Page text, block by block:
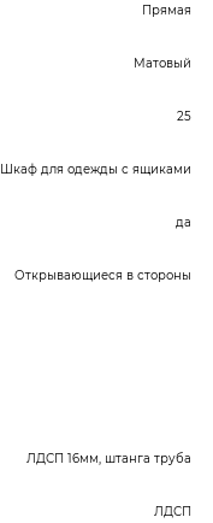
Прямая
Матовый
25
Шкаф для одежды с ящиками
да
Открывающиеся в стороны
ЛДСП 16мм, штанга труба
ЛДСП